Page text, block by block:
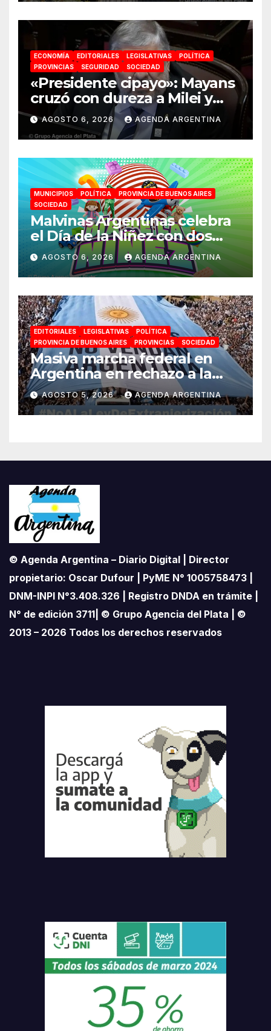
ECONOMÍA EDITORIALES LEGISLATIVAS
POLÍTICA
PROVINCIAS
SEGURIDAD SOCIEDAD
«Presidente cipayo»: Mayans
cruzó con dureza a Milei y
advirtió sobre un juicio
político por traición a la
Patria
AGOSTO 6, 2026 AGENDA ARGENTINA
MUNICIPIOS POLÍTICA
PROVINCIA DE BUENOS AIRES
SOCIEDAD
Malvinas Argentinas celebra
el Día de la Niñez con dos
jornadas de juegos,
espectáculos y actividades
para toda la familia
AGOSTO 6, 2026 AGENDA ARGENTINA
EDITORIALES LEGISLATIVAS
POLÍTICA
PROVINCIA DE BUENOS AIRES
PROVINCIAS SOCIEDAD
Masiva marcha federal en
Argentina en rechazo a la
reforma de la Ley de Tierras
impulsada por Milei: «La
soberanía no se negocia»
AGOSTO 5, 2026 AGENDA ARGENTINA
© Agenda Argentina – Diario Digital | Director
propietario: Oscar Dufour | PyME N° 1005758473 |
DNM-INPI N°3.408.326 | Registro DNDA en trámite |
N° de edición 3711| © Grupo Agencia del Plata | ©
2013 – 2026 Todos los derechos reservados